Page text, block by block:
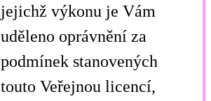
jejichž výkonu je Vám
uděleno oprávnění za
podmínek stanovených
touto Veřejnou licencí,